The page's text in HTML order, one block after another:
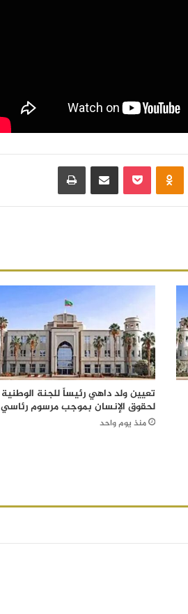
بوكيت مشاركة عبر البريد
تعيين ولد داهي رئيساً للجنة الوطنية
لحقوق الإنسان بموجب مرسوم رئاسي
منذ يوم واحد